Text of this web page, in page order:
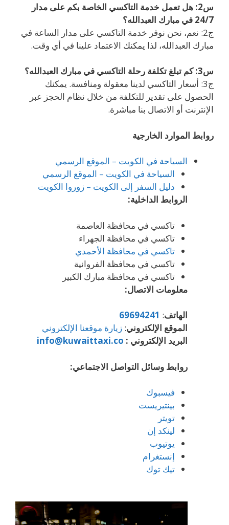
س2: هل تعمل خدمة التاكسي الخاصة بكم على مدار
24/7 في مبارك العبدالله؟
ج2: نعم، نحن نوفر خدمة التاكسي على مدار الساعة في
مبارك العبدالله، لذا يمكنك الاعتماد علينا في أي وقت.
س3: كم تبلغ تكلفة رحلة التاكسي في مبارك العبدالله؟
ج3: أسعار التاكسي لدينا معقولة ومنافسة. يمكنك
الحصول على تقدير للتكلفة من خلال نظام الحجز عبر
الإنترنت أو الاتصال بنا مباشرة.
روابط الموارد الخارجية
السياحة في الكويت – الموقع الرسمي
السياحة في الكويت – الموقع الرسمي
دليل السفر إلى الكويت – زوروا الكويت
الروابط الداخلية:
تاكسي في محافظة العاصمة
تاكسي في محافظة الجهراء
تاكسي في محافظة الأحمدي
تاكسي في محافظة الفروانية
تاكسي في محافظة مبارك الكبير
معلومات الاتصال:
الهاتف:
69694241
الموقع الإلكتروني: زيارة موقعنا الإلكتروني
البريد الإلكتروني : info@kuwaittaxi.co
روابط وسائل التواصل الاجتماعي:
فيسبوك
بينتيريست
تويتر
لينكد إن
يوتيوب
إنستغرام
تيك توك